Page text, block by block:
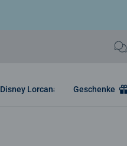
Disney Lorcana Geschenke